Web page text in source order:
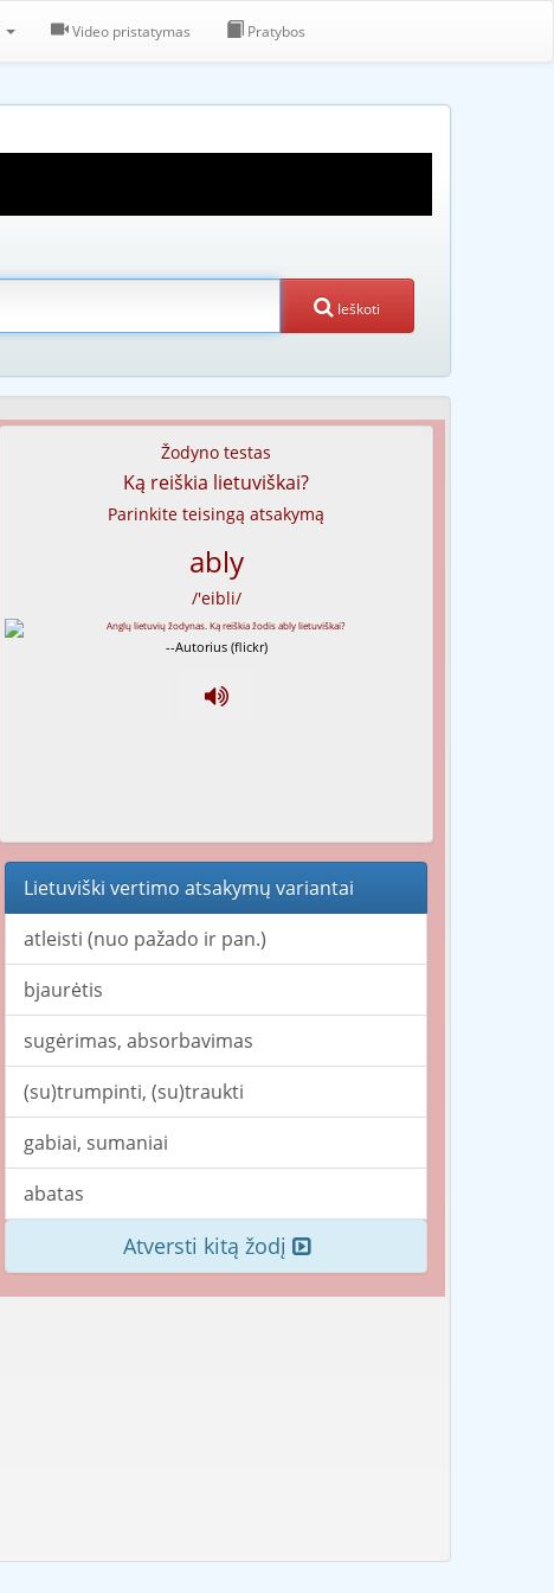
Video pristatymas Pratybos
Ieškoti
Žodyno testas
Ką reiškia lietuviškai?
Parinkite teisingą atsakymą
ably
/'eibli/
--Autorius (flickr)
Lietuviški vertimo atsakymų variantai
atleisti (nuo pažado ir pan.)
bjaurėtis
sugėrimas, absorbavimas
(su)trumpinti, (su)traukti
gabiai, sumaniai
abatas
Atversti kitą žodį